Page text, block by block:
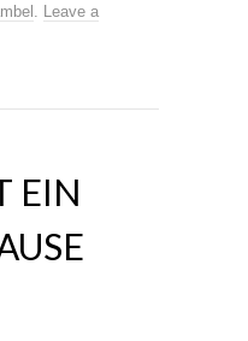
. Leave a
EIN